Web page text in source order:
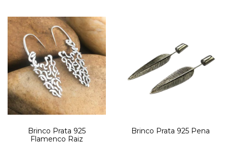
Brinco Prata 925
Flamenco Raiz
Brinco Prata 925 Pena